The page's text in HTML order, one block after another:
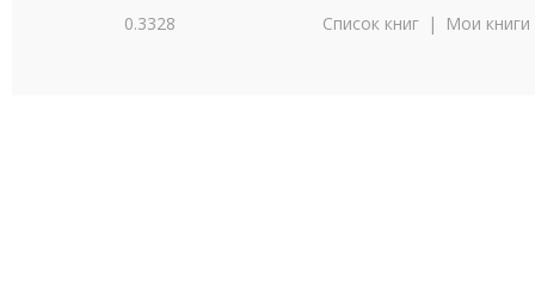
0.3328 Список книг | Мои книги